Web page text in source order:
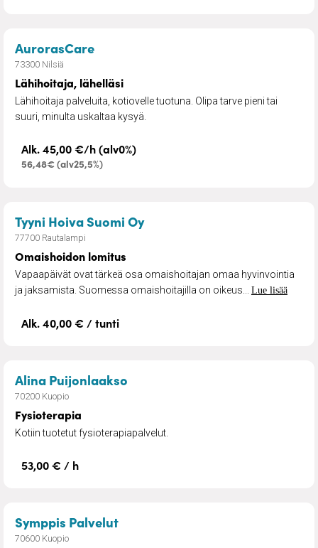
AurorasCare– Lähihoitaja, lähelläsi
73300 Nilsiä
Lähihoitaja, lähelläsi
Lähihoitaja palveluita, kotiovelle tuotuna. Olipa tarve pieni tai
suuri, minulta uskaltaa kysyä.
Alk. 45,00 €/h (alv0%)
56,48€ (alv25,5%)
Tyyni Hoiva Suomi Oy– Omaishoidon lomitus
77700 Rautalampi
Omaishoidon lomitus
Vapaapäivät ovat tärkeä osa omaishoitajan omaa hyvinvointia
ja jaksamista. Suomessa omaishoitajilla on oikeus... Lue lisää
Alk. 40,00 € / tunti
Alina Puijonlaakso
70200 Kuopio
Fysioterapia
Kotiin tuotetut fysioterapiapalvelut.
53,00 € / h
Symppis Palvelut– Avustajapalvelut ja
70600 Kuopio